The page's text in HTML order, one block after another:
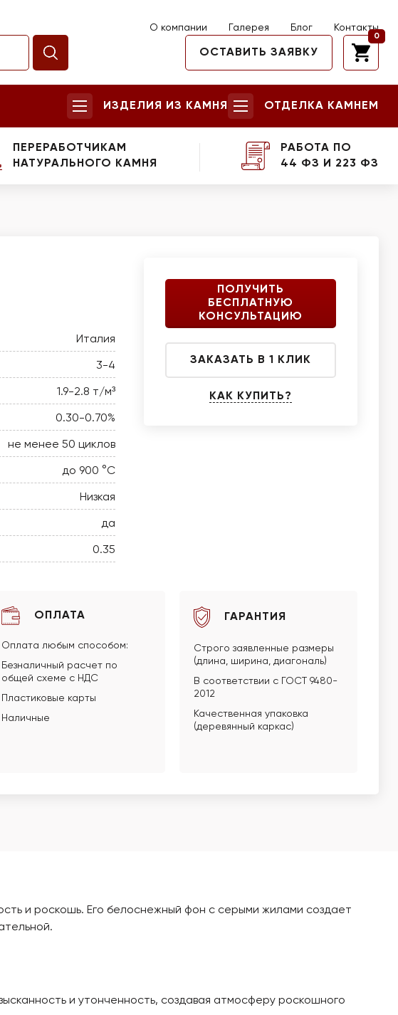
О компании Галерея Блог Контакты
ОСТАВИТЬ ЗАЯВКУ
0
ИЗДЕЛИЯ ИЗ КАМНЯ ОТДЕЛКА КАМНЕМ
ПЕРЕРАБОТЧИКАМ
НАТУРАЛЬНОГО КАМНЯ
РАБОТА ПО
44 ФЗ И 223 ФЗ
Италия
3-4
1.9-2.8 т/м³
0.30-0.70%
не менее 50 циклов
до 900 °C
Низкая
да
0.35
ПОЛУЧИТЬ
БЕСПЛАТНУЮ
КОНСУЛЬТАЦИЮ
ЗАКАЗАТЬ В 1 КЛИК
КАК КУПИТЬ?
ОПЛАТА
Оплата любым способом:
Безналичный расчет по
общей схеме с НДС
Пластиковые карты
Наличные
ГАРАНТИЯ
Строго заявленные размеры
(длина, ширина, диагональ)
В соответствии с ГОСТ 9480-
2012
Качественная упаковка
(деревянный каркас)
и роскошь. Его белоснежный фон с серыми жилами создает
и утонченность, создавая атмосферу роскошного